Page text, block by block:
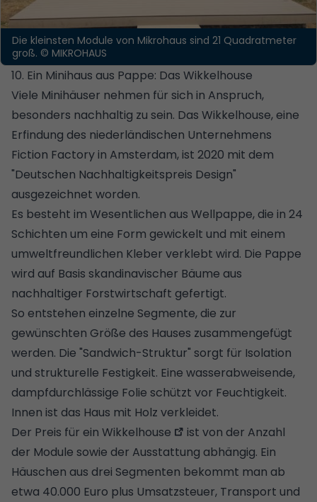
Die kleinsten Module von Mikrohaus sind 21 Quadratmeter
groß. © MIKROHAUS
10. Ein Minihaus aus Pappe: Das Wikkelhouse
Viele Minihäuser nehmen für sich in Anspruch,
besonders nachhaltig zu sein. Das Wikkelhouse, eine
Erfindung des niederländischen Unternehmens
Fiction Factory in Amsterdam, ist 2020 mit dem
"Deutschen Nachhaltigkeitspreis Design"
ausgezeichnet worden.
Es besteht im Wesentlichen aus Wellpappe, die in 24
Schichten um eine Form gewickelt und mit einem
umweltfreundlichen Kleber verklebt wird. Die Pappe
wird auf Basis skandinavischer Bäume aus
nachhaltiger Forstwirtschaft gefertigt.
So entstehen einzelne Segmente, die zur
gewünschten Größe des Hauses zusammengefügt
werden. Die "Sandwich-Struktur" sorgt für Isolation
und strukturelle Festigkeit. Eine wasserabweisende,
dampfdurchlässige Folie schützt vor Feuchtigkeit.
Innen ist das Haus mit Holz verkleidet.
Der Preis für ein Wikkelhouse
ist von der Anzahl
der Module sowie der Ausstattung abhängig. Ein
Häuschen aus drei Segmenten bekommt man ab
etwa 40.000 Euro plus Umsatzsteuer, Transport und